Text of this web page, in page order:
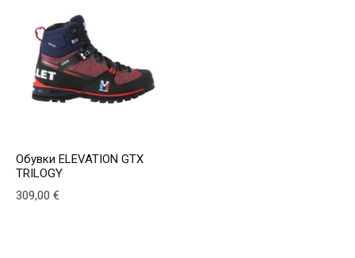
Обувки ELEVATION GTX
TRILOGY
309,00 €